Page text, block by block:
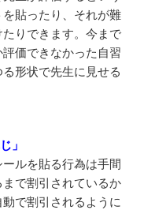
貼ったり、それが難
りできます。今まで
価できなかった自習
形状で先生に見せる
」
ルを貼る行為は手間
で割引されているか
で割引されるように